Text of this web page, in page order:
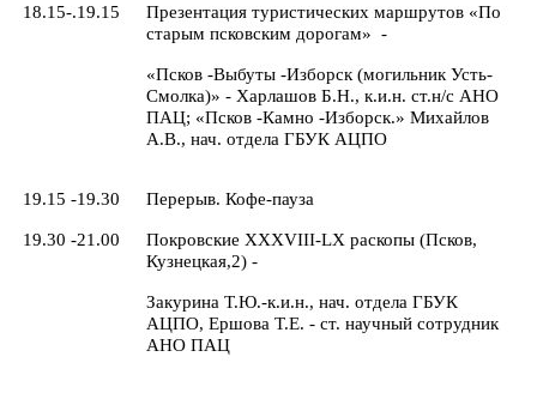
18.15-.19.15
Презентация туристических маршрутов «По
старым псковским дорогам» -
«Псков -Выбуты -Изборск (могильник Усть-
Смолка)» - Харлашов Б.Н., к.и.н. ст.н/с АНО
ПАЦ; «Псков -Камно -Изборск.» Михайлов
А.В., нач. отдела ГБУК АЦПО
19.15 -19.30
19.30 -21.00
Перерыв. Кофе-пауза
Покровские XXXVIII-LX раскопы (Псков,
Кузнецкая,2) -
Закурина Т.Ю.-к.и.н., нач. отдела ГБУК
АЦПО, Ершова Т.Е. - ст. научный сотрудник
АНО ПАЦ